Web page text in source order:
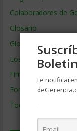
Colaboradores de
Glosario
Glosario Inglés –
Los mejores MBA
Firmas de Gerencia
Formación de
Todos los Temas
Boletin
Le